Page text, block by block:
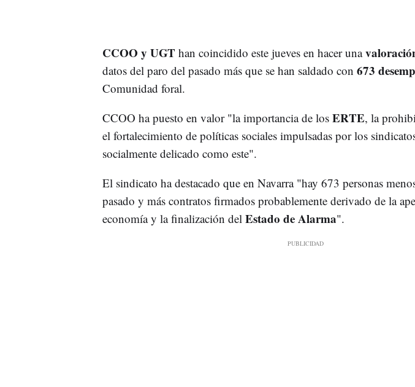
CCOO y UGT han coincidido este jueves en hacer una
datos del paro del pasado más que se han saldado con 673
Comunidad foral.
CCOO ha puesto en valor "la importancia de los ERTE, la
el fortalecimiento de políticas sociales impulsadas por los
socialmente delicado como este".
El sindicato ha destacado que en Navarra "hay 673 personas
pasado y más contratos firmados probablemente derivado de la
economía y la finalización del Estado de Alarma".